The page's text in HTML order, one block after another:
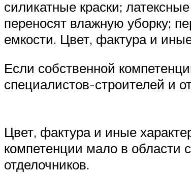
силикатные краски;
переносят влажную уборку;
емкости. Цвет, фактура и
Если собственной
специалистов-строителей и
Цвет, фактура и иные
компетенции мало в области
отделочников.